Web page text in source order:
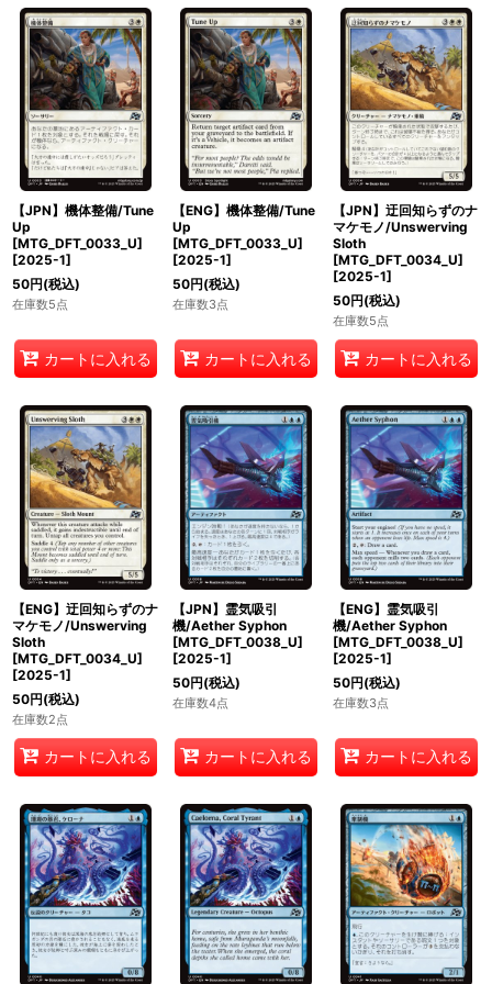
【JPN】機体整備/Tune
Up
[MTG_DFT_0033_U]
[2025-1]
50円(税込)
在庫数5点
カートに入れる
【ENG】機体整備/Tune
Up
[MTG_DFT_0033_U]
[2025-1]
50円(税込)
在庫数3点
カートに入れる
【JPN】迂回知らずのナ
マケモノ/Unswerving
Sloth
[MTG_DFT_0034_U]
[2025-1]
50円(税込)
在庫数5点
カートに入れる
【ENG】迂回知らずのナ
マケモノ/Unswerving
Sloth
[MTG_DFT_0034_U]
[2025-1]
50円(税込)
在庫数2点
カートに入れる
【JPN】霊気吸引
機/Aether Syphon
[MTG_DFT_0038_U]
[2025-1]
50円(税込)
在庫数4点
カートに入れる
【ENG】霊気吸引
機/Aether Syphon
[MTG_DFT_0038_U]
[2025-1]
50円(税込)
在庫数3点
カートに入れる